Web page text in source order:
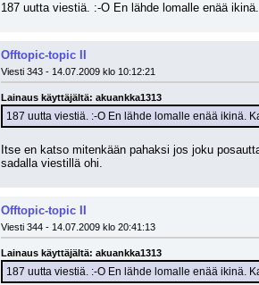
187 uutta viestiä. :-O En lähde lomalle enää
Offtopic-topic II
Viesti 343 - 14.07.2009 klo 10:12:21
Lainaus käyttäjältä: akuankka1313
187 uutta viestiä. :-O En lähde lomalle enää ikinä.
Itse en katso mitenkään pahaksi jos joku
sadalla viestillä ohi.
Offtopic-topic II
Viesti 344 - 14.07.2009 klo 20:41:13
Lainaus käyttäjältä: akuankka1313
187 uutta viestiä. :-O En lähde lomalle enää ikinä.